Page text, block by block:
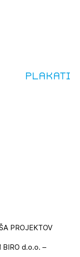
Plakati
PROJEKTOV
d.o.o. –